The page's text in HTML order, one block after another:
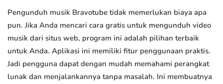
Pengunduh musik Bravotube tidak memerlukan biaya apa
pun. Jika Anda mencari cara gratis untuk mengunduh video
musik dari situs web, program ini adalah pilihan terbaik
untuk Anda. Aplikasi ini memiliki fitur penggunaan praktis.
Jadi pengguna dapat dengan mudah memahami perangkat
lunak dan menjalankannya tanpa masalah. Ini membuatnya